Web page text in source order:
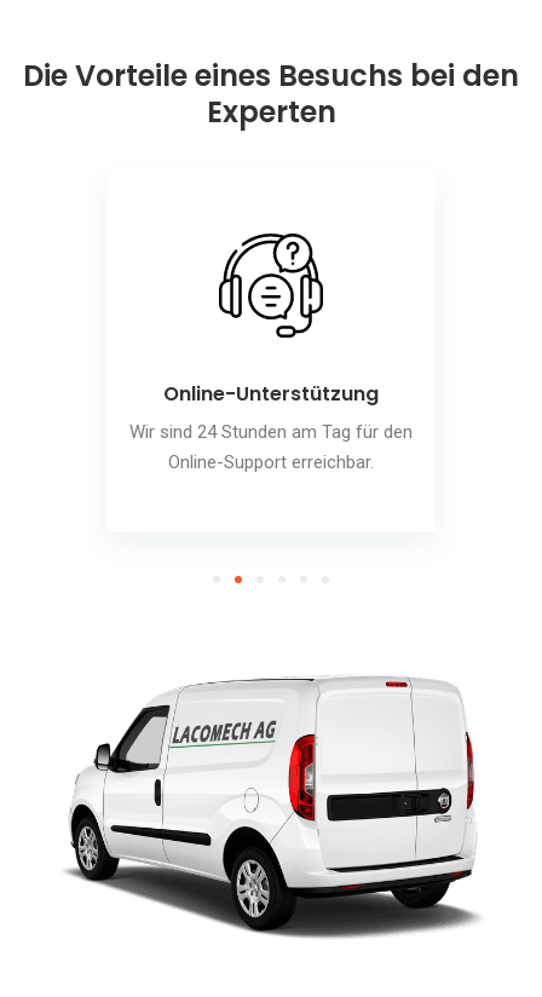
Die Vorteile eines Besuchs bei den
Experten
Online-Unterstützung
Wir sind 24 Stunden am Tag für den
Online-Support erreichbar.